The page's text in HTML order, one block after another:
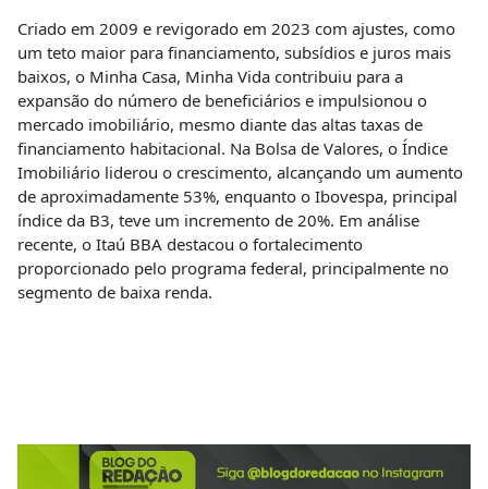
Criado em 2009 e revigorado em 2023 com ajustes, como
um teto maior para financiamento, subsídios e juros mais
baixos, o Minha Casa, Minha Vida contribuiu para a
expansão do número de beneficiários e impulsionou o
mercado imobiliário, mesmo diante das altas taxas de
financiamento habitacional. Na Bolsa de Valores, o Índice
Imobiliário liderou o crescimento, alcançando um aumento
de aproximadamente 53%, enquanto o Ibovespa, principal
índice da B3, teve um incremento de 20%. Em análise
recente, o Itaú BBA destacou o fortalecimento
proporcionado pelo programa federal, principalmente no
segmento de baixa renda.